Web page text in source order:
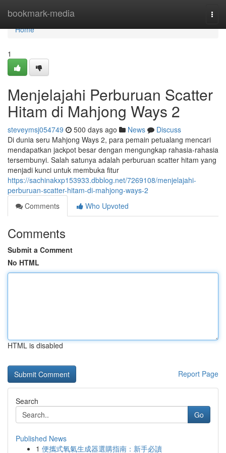
bookmark-media
Home
Home
1
Menjelajahi Perburuan Scatter
Hitam di Mahjong Ways 2
steveymsj054749 500 days ago News
Discuss
Di dunia seru Mahjong Ways 2, para pemain petualang mencari
mendapatkan jackpot besar dengan mengungkap rahasia-rahasia
tersembunyi. Salah satunya adalah perburuan scatter hitam yang
menjadi kunci untuk membuka fitur
https://sachinakxp153933.dbblog.net/7269108/menjelajahi-
perburuan-scatter-hitam-di-mahjong-ways-2
Comments
Who Upvoted
Comments
Submit a Comment
No HTML
HTML is disabled
Report Page
Search
Go
Published News
1 便攜式氧氣生成器選購指南：新手必讀